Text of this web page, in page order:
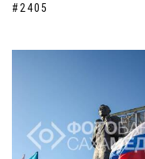
#2405